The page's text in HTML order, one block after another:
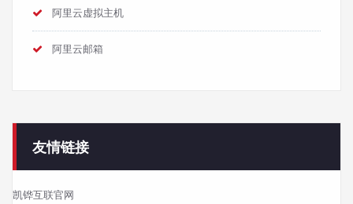
阿里云虚拟主机
阿里云邮箱
友情链接
凯铧互联官网